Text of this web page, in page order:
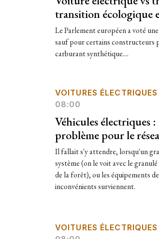
transition écologique
Le Parlement européen a voté
sauf pour certains constructeurs
carburant synthétique....
VOITURES ÉLECTRIQUES
08:00
Véhicules électriques
problème pour le
Il fallait s'y attendre, lorsqu'un
système (on le voit avec le
de la forêt), ou les équipements
inconvénients surviennent.
VOITURES ÉLECTRIQUES